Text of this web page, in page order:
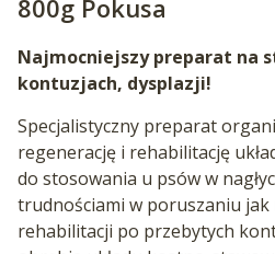
800g Pokusa
Najmocniejszy preparat na
kontuzjach, dysplazji!
Specjalistyczny preparat
regenerację i rehabilitację
do stosowania u psów w
trudnościami w poruszaniu
rehabilitacji po przebytych